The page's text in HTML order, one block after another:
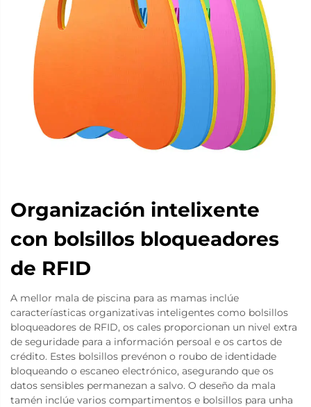
Organización intelixente
con bolsillos bloqueadores
de RFID
A mellor mala de piscina para as mamas inclúe
caracteríasticas organizativas inteligentes como bolsillos
bloqueadores de RFID, os cales proporcionan un nivel extra
de seguridade para a información persoal e os cartos de
crédito. Estes bolsillos prevénon o roubo de identidade
bloqueando o escaneo electrónico, asegurando que os
datos sensibles permanezan a salvo. O deseño da mala
tamén inclúe varios compartimentos e bolsillos para unha